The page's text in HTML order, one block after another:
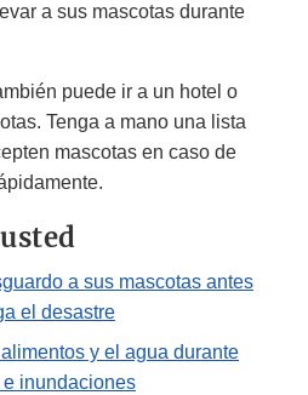
a sus mascotas durante
puede ir a un hotel o
Tenga a mano una lista
mascotas en caso de
a sus mascotas antes
el desastre
y el agua durante
inundaciones